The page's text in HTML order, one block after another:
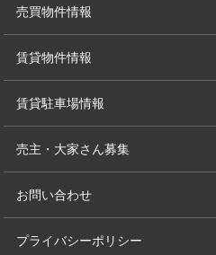
売買物件情報
賃貸物件情報
賃貸駐車場情報
売主・大家さん募集
お問い合わせ
プライバシーポリシー